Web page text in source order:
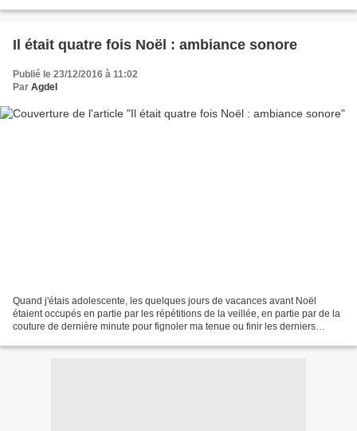
Il était quatre fois Noël : ambiance sonore
Publié le 23/12/2016 à 11:02
Par Agdel
Quand j'étais adolescente, les quelques jours de vacances avant Noël
étaient occupés en partie par les répétitions de la veillée, en partie par de la
couture de dernière minute pour fignoler ma tenue ou finir les derniers